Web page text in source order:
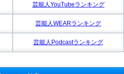
芸能人YouTubeランキング
芸能人WEARランキング
芸能人Podcastランキング